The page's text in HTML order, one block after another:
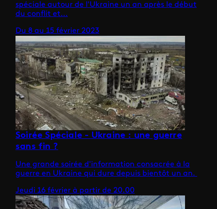
spéciale autour de l'Ukraine un an après le début
du conflit et...
Du 8 au 15 février 2023
Soirée Spéciale - Ukraine : une guerre
sans fin ?
Une grande soirée d'information consacrée à la
guerre en Ukraine qui dure depuis bientôt un an.
Jeudi 16 février à partir de 20.00